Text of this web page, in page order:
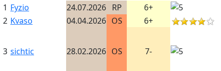
1 Fyzio 24.07.2026 RP
6+
2 Kvaso 04.04.2026 OS 6+
3 sichtic 28.02.2026 OS 7-